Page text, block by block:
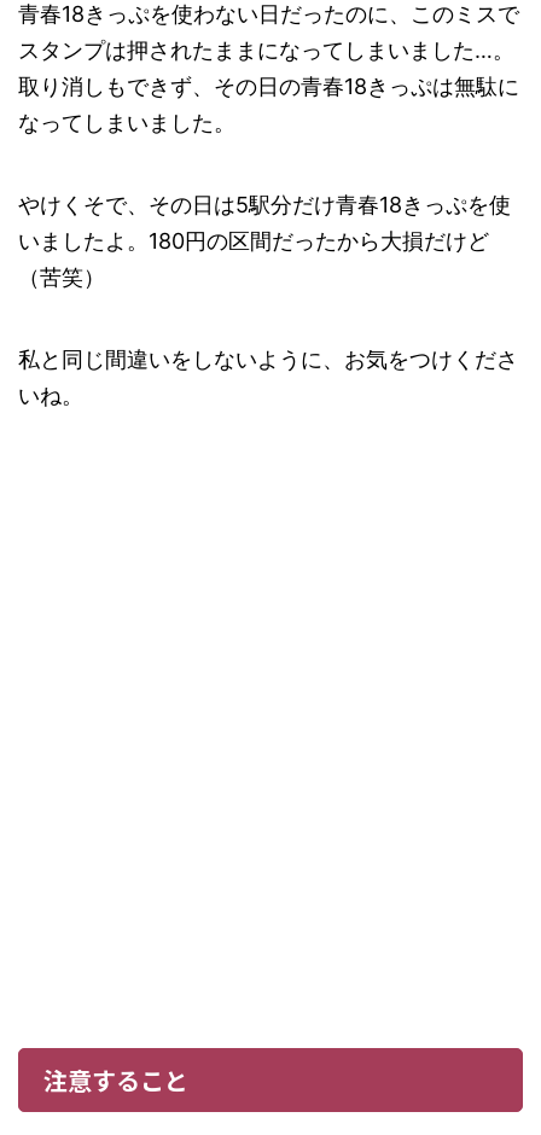
青春18きっぷを使わない日だったのに、このミスで
スタンプは押されたままになってしまいました…。
取り消しもできず、その日の青春18きっぷは無駄に
なってしまいました。
やけくそで、その日は5駅分だけ青春18きっぷを使
いましたよ。180円の区間だったから大損だけど
（苦笑）
私と同じ間違いをしないように、お気をつけくださ
いね。
注意すること